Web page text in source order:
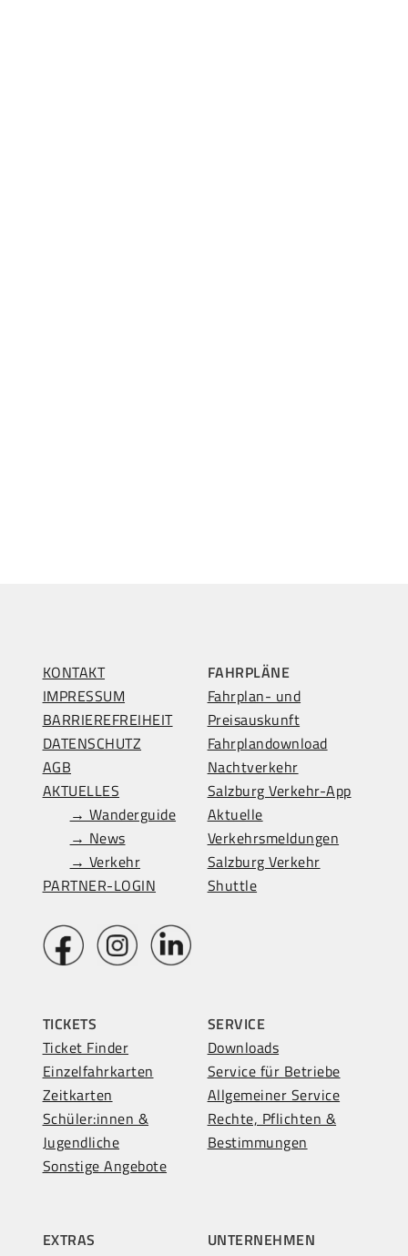
KONTAKT
IMPRESSUM
BARRIEREFREIHEIT
DATENSCHUTZ
AGB
AKTUELLES
→ Wanderguide
→ News
→ Verkehr
PARTNER-LOGIN
FAHRPLÄNE
Fahrplan- und
Preisauskunft
Fahrplandownload
Nachtverkehr
Salzburg Verkehr-App
Aktuelle
Verkehrsmeldungen
Salzburg Verkehr
Shuttle
TICKETS
Ticket Finder
Einzelfahrkarten
Zeitkarten
Schüler:innen &
Jugendliche
Sonstige Angebote
SERVICE
Downloads
Service für Betriebe
Allgemeiner Service
Rechte, Pflichten &
Bestimmungen
EXTRAS
UNTERNEHMEN